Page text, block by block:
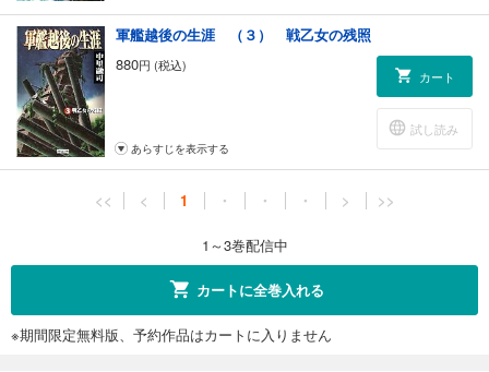
軍艦越後の生涯 （３） 戦乙女の残照
880円 (税込)
カート
試し読み
あらすじを表示する
<< < 1 ・ ・ ・ > >>
1～3巻配信中
カートに全巻入れる
※期間限定無料版、予約作品はカートに入りません